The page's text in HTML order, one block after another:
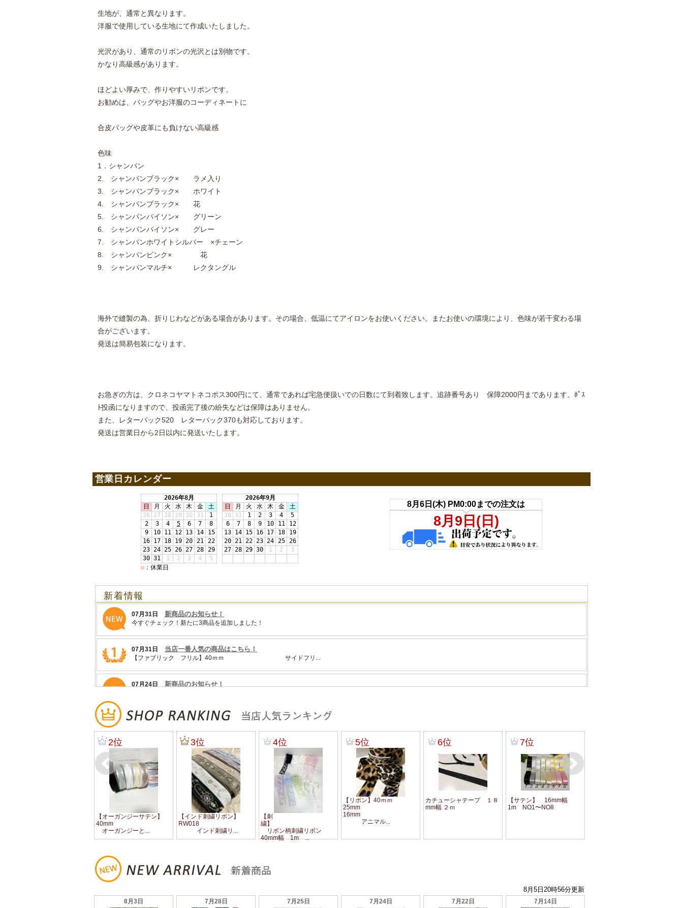
生地が、通常と異なります。
洋服で使用している生地にて作成いたしました。
光沢があり、通常のリボンの光沢とは別物です。
かなり高級感があります。
ほどよい厚みで、作りやすいリボンです。
お勧めは、バッグやお洋服のコーディネートに
合皮バッグや皮革にも負けない高級感
色味
1．シャンパン
2. シャンパンブラック× ラメ入り
3. シャンパンブラック× ホワイト
4. シャンパンブラック× 花
5. シャンパンパイソン× グリーン
6. シャンパンパイソン× グレー
7. シャンパンホワイトシルバー ×チェーン
8. シャンパンピンク× 花
9. シャンパンマルチ× レクタングル
海外で縫製の為、折りじわなどがある場合があります。その場合、低温にてアイロンをお使いください。またお使いの環境により、色味が若干変わる場
合がございます。
発送は簡易包装になります。
お急ぎの方は、クロネコヤマトネコポス300円にて、通常であれば宅急便扱いでの日数にて到着致します。追跡番号あり 保障2000円まであります。ﾎﾟｽ
ﾄ投函になりますので、投函完了後の紛失などは保障はありません。
また、レターパック520 レターパック370も対応しております。
発送は営業日から2日以内に発送いたします。
営業日カレンダー